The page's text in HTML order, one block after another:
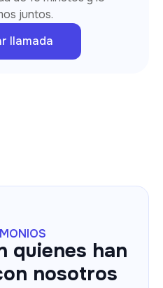
juntos.
llamada
quienes han
nosotros